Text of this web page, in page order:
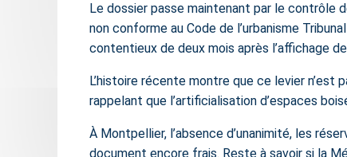
Le dossier passe maintenant par le contrôle
non conforme au Code de l’urbanisme
contentieux de deux mois après l’affichage
L’histoire récente montre que ce levier n’est
rappelant que l’artificialisation d’espaces
À Montpellier, l’absence d’unanimité, les
document encore frais. Reste à savoir si la